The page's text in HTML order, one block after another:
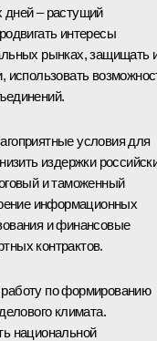
дней – растущий
интересы
рынках, защищать
использовать
условия для
издержки
и таможенный
информационных
и финансовые
контрактов.
по формированию
климата.
национальной